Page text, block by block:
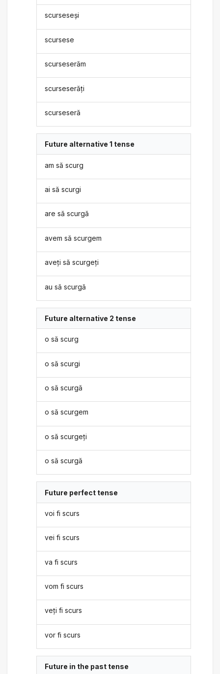
scurseseși
scursese
scurseserăm
scurseserăți
scurseseră
Future alternative 1 tense
am să scurg
ai să scurgi
are să scurgă
avem să scurgem
aveți să scurgeți
au să scurgă
Future alternative 2 tense
o să scurg
o să scurgi
o să scurgă
o să scurgem
o să scurgeți
o să scurgă
Future perfect tense
voi fi scurs
vei fi scurs
va fi scurs
vom fi scurs
veți fi scurs
vor fi scurs
Future in the past tense